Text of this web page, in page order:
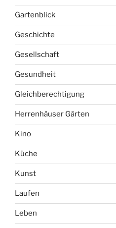
Gartenblick
Geschichte
Gesellschaft
Gesundheit
Gleichberechtigung
Herrenhäuser Gärten
Kino
Küche
Kunst
Laufen
Leben